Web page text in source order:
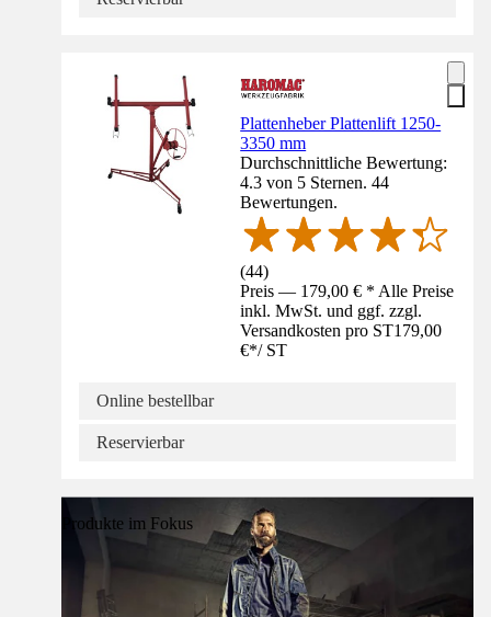
Plattenheber Plattenlift 1250-
3350 mm
Durchschnittliche Bewertung:
4.3 von 5 Sternen. 44
Bewertungen.
(44)
Preis — 179,00 € * Alle Preise
inkl. MwSt. und ggf. zzgl.
Versandkosten pro ST179,00
€*/ ST
Online bestellbar
Reservierbar
Produkte im Fokus